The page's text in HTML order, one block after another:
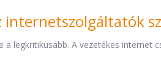
a legkritikusabb. A vezetékes